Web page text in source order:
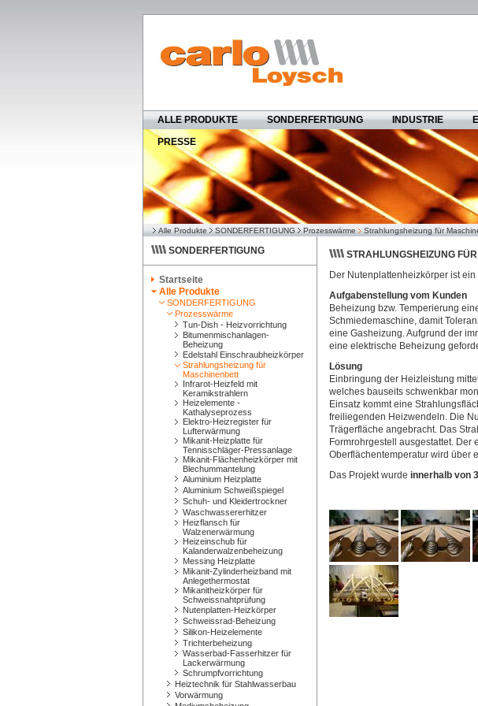
ALLE PRODUKTE SONDERFERTIGUNG INDUSTRIE
PRESSE
Alle Produkte SONDERFERTIGUNG Prozesswärme Strahlungsheizung für
SONDERFERTIGUNG
Startseite
Alle Produkte
SONDERFERTIGUNG
Prozesswärme
Tun-Dish - Heizvorrichtung
Bitumenmischanlagen-
Beheizung
Edelstahl Einschraubheizkörper
Strahlungsheizung für
Maschinenbett
Infrarot-Heizfeld mit
Keramikstrahlern
Heizelemente -
Kathalyseprozess
Elektro-Heizregister für
Lufterwärmung
Mikanit-Heizplatte für
Tennisschläger-Pressanlage
Mikanit-Flächenheizkörper mit
Blechummantelung
Aluminium Heizplatte
Aluminium Schweißspiegel
Schuh- und Kleidertrockner
Waschwassererhitzer
Heizflansch für
Walzenerwärmung
Heizeinschub für
Kalanderwalzenbeheizung
Messing Heizplatte
Mikanit-Zylinderheizband mit
Anlegethermostat
Mikanitheizkörper für
Schweissnahtprüfung
Nutenplatten-Heizkörper
Schweissrad-Beheizung
Silikon-Heizelemente
Trichterbeheizung
Wasserbad-Fasserhitzer für
Lackerwärmung
Schrumpfvorrichtung
Heiztechnik für Stahlwasserbau
Vorwärmung
STRAHLUNGSHEIZUNG
Der Nutenplattenheizkörper ist
Aufgabenstellung vom Kunden
Beheizung bzw. Temperierung
Schmiedemaschine, damit
eine Gasheizung. Aufgrund der
eine elektrische Beheizung
Lösung
Einbringung der Heizleistung
welches bauseits schwenkbar
Einsatz kommt eine
freiliegenden Heizwendeln. Die
Trägerfläche angebracht. Das
Formrohrgestell ausgestattet. Der
Oberflächentemperatur wird über
Das Projekt wurde innerhalb von